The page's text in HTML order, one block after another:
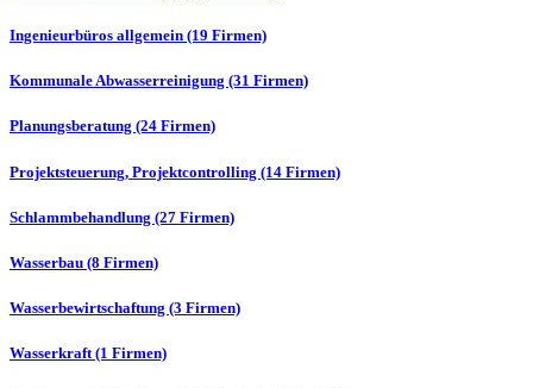
Ingenieurbüros allgemein (19 Firmen)
Kommunale Abwasserreinigung (31 Firmen)
Planungsberatung (24 Firmen)
Projektsteuerung, Projektcontrolling (14 Firmen)
Schlammbehandlung (27 Firmen)
Wasserbau (8 Firmen)
Wasserbewirtschaftung (3 Firmen)
Wasserkraft (1 Firmen)